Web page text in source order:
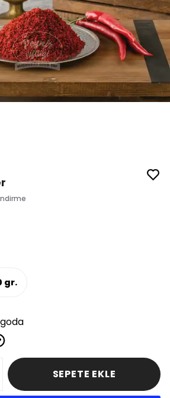
gr.
SEPETE EKLE